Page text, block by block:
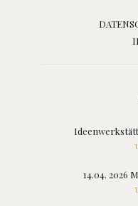
14.04. 2026